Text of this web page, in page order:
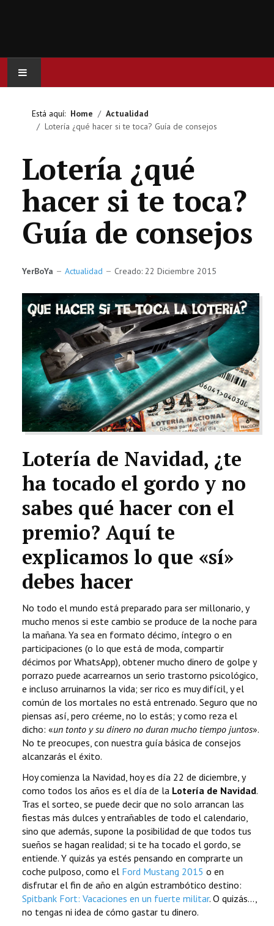
ACTUALIDAD
CINE
SERIES
JUEGOS
LETRAS
CIENCIA
CULTURA
SALUD
Está aquí: Home
Actualidad
Lotería ¿qué hacer si te toca? Guía de consejos
Lotería ¿qué
hacer si te toca?
Guía de consejos
YerBoYa Actualidad Creado: 22 Diciembre 2015
Lotería de Navidad, ¿te
ha tocado el gordo y no
sabes qué hacer con el
premio? Aquí te
explicamos lo que «sí»
debes hacer
No todo el mundo está preparado para ser millonario, y
mucho menos si este cambio se produce de la noche para
la mañana. Ya sea en formato décimo, íntegro o en
participaciones (o lo que está de moda, compartir
décimos por WhatsApp), obtener mucho dinero de golpe y
porrazo puede acarrearnos un serio trastorno psicológico,
e incluso arruinarnos la vida; ser rico es muy difícil, y el
común de los mortales no está entrenado. Seguro que no
piensas así, pero créeme, no lo estás; y como reza el
dicho: «un tonto y su dinero no duran mucho tiempo juntos».
No te preocupes, con nuestra guía básica de consejos
alcanzarás el éxito.
Hoy comienza la Navidad, hoy es día 22 de diciembre, y
como todos los años es el día de la Lotería de Navidad.
Tras el sorteo, se puede decir que no solo arrancan las
fiestas más dulces y entrañables de todo el calendario,
sino que además, supone la posibilidad de que todos tus
sueños se hagan realidad; si te ha tocado el gordo, se
entiende. Y quizás ya estés pensando en comprarte un
coche pulposo, como el Ford Mustang 2015 o en
disfrutar el fin de año en algún estrambótico destino:
Spitbank Fort: Vacaciones en un fuerte militar. O quizás...,
no tengas ni idea de cómo gastar tu dinero.